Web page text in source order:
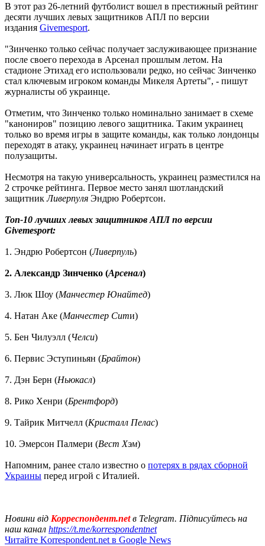
В этот раз 26-летний футболист вошел в престижный рейтинг
десяти лучших левых защитников АПЛ по версии
издания Givemesport.
"Зинченко только сейчас получает заслуживающее признание
после своего перехода в Арсенал прошлым летом. На
стадионе Этихад его использовали редко, но сейчас Зинченко
стал ключевым игроком команды Микеля Артеты", - пишут
журналисты об украинце.
Отметим, что Зинченко только номинально занимает в схеме
"канониров" позицию левого защитника. Таким украинец
только во время игры в защите команды, как только лондонцы
переходят в атаку, украинец начинает играть в центре
полузащиты.
Несмотря на такую универсальность, украинец разместился на
2 строчке рейтинга. Первое место занял шотландский
защитникЛиверпуля Эндрю Робертсон.
Топ-10 лучших левых защитников АПЛ по версии
Givemesport:
1. Эндрю Робертсон (Ливерпуль)
2. Александр Зинченко (Арсенал)
3. Люк Шоу (Манчестер Юнайтед)
4. Натан Аке (Манчестер Сити)
5. Бен Чилуэлл (Челси)
6. Первис Эступиньян (Брайтон)
7. Дэн Берн (Ньюкасл)
8. Рико Хенри (Брентфорд)
9. Тайрик Митчелл (Кристалл Пелас)
10. Эмерсон Палмери (Вест Хэм)
Напомним, ранее стало известно о потерях в рядах сборной
Украины перед игрой с Италией.
Новини від Корреспондент.netв Telegram. Підписуйтесь на
наш канал https://t.me/korrespondentnet
Читайте Korrespondent.net в Google News